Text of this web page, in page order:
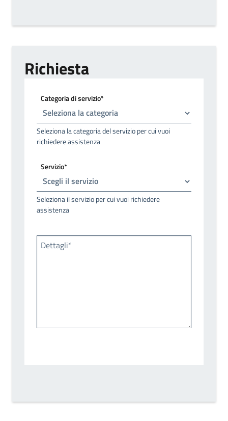
Richiesta
Categoria di servizio*
Seleziona la categoria del servizio per cui vuoi
richiedere assistenza
Servizio*
Seleziona il servizio per cui vuoi richiedere
assistenza
Dettagli*